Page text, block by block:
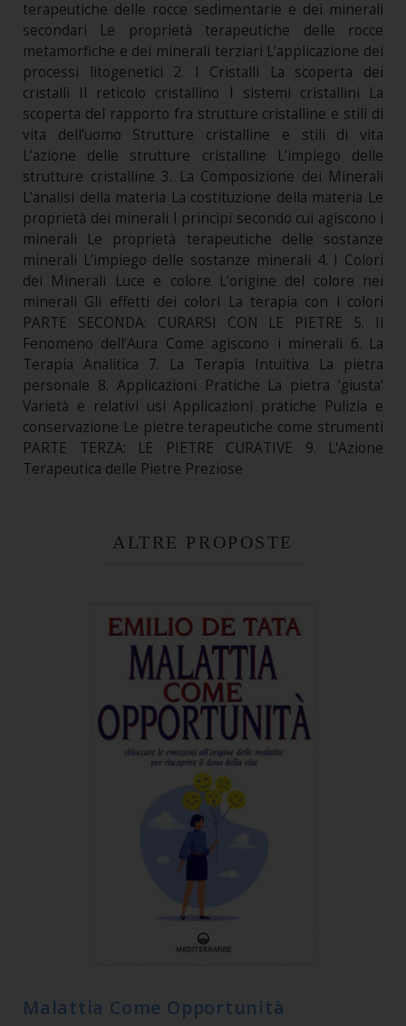
terapeutiche delle rocce sedimentarie e dei minerali
secondari Le proprietà terapeutiche delle rocce
metamorfiche e dei minerali terziari L’applicazione dei
processi litogenetici 2. I Cristalli La scoperta dei
cristalli Il reticolo cristallino I sistemi cristallini La
scoperta del rapporto fra strutture cristalline e stili di
vita dell’uomo Strutture cristalline e stili di vita
L’azione delle strutture cristalline L’impiego delle
strutture cristalline 3. La Composizione dei Minerali
L’analisi della materia La costituzione della materia Le
proprietà dei minerali I princìpi secondo cui agiscono i
minerali Le proprietà terapeutiche delle sostanze
minerali L’impiego delle sostanze minerali 4. I Colori
dei Minerali Luce e colore L’origine del colore nei
minerali Gli effetti dei colori La terapia con i colori
PARTE SECONDA: CURARSI CON LE PIETRE 5. Il
Fenomeno dell’Aura Come agiscono i minerali 6. La
Terapia Analitica 7. La Terapia Intuitiva La pietra
personale 8. Applicazioni Pratiche La pietra ‘giusta’
Varietà e relativi usi Applicazioni pratiche Pulizia e
conservazione Le pietre terapeutiche come strumenti
PARTE TERZA: LE PIETRE CURATIVE 9. L'Azione
Terapeutica delle Pietre Preziose
ALTRE PROPOSTE
Malattia Come Opportunità